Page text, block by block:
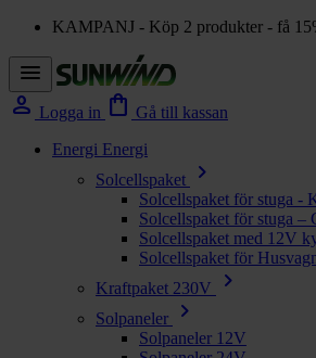
KAMPANJ - Köp 2 produkter - få
menu
person Logga in shopping_bag Gå till kassan
Energi Energi
Solcellspaket
chevron_right
Solcellspaket för stuga -
Solcellspaket för stuga –
Solcellspaket med 12V
Solcellspaket för
Kraftpaket 230V
chevron_right
Solpaneler chevron_right
Solpaneler 12V